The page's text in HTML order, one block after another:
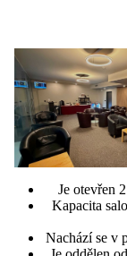
Je otevřen
Kapacita
Nachází se v